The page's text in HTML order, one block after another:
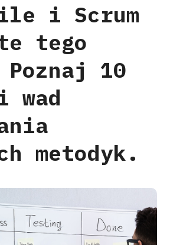
i Scrum
tego
Poznaj 10
metodyk.